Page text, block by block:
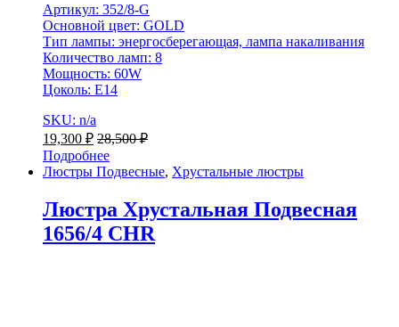
Артикул: 352/8-G
Основной цвет: GOLD
Тип лампы: энергосберегающая, лампа накаливания
Количество ламп: 8
Мощность: 60W
Цоколь: Е14
SKU: n/a
19,300 ₽ 28,500₽
Подробнее
Люстры Подвесные, Хрустальные люстры
Люстра Хрустальная Подвесная
1656/4 CHR